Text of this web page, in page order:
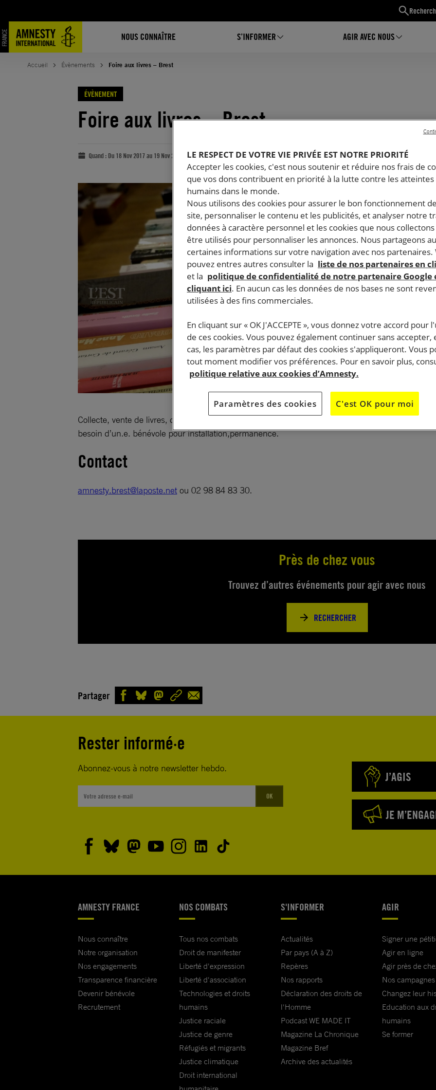
NOUS CONNAÎTRE S’INFORMER AGIR AVEC NOUS
Accueil Évènements Foire aux livres – Brest
ÉVÈNEMENT
Foire aux livres – Brest
Quand : Du 18 Nov 2017 au 19 Nov 2017
Collecte, vente de livres, de 10 h à 19 h, au Patronage Laïque du Pilier Rouge, 2 rue Fleurus
besoin d’un.e. bénévole pour installation,permanence.
Contact
amnesty.brest@laposte.net ou 02 98 84 83 30.
Près de chez vous
Trouvez d’autres événements pour agir avec nous
RECHERCHER
Partager
Rester informé·e
Abonnez-vous à notre newsletter hebdo.
OK
J’AGIS
JE
AMNESTY FRANCE
Nous connaître
Notre organisation
Nos engagements
Transparence financière
Devenir bénévole
Recrutement
NOS COMBATS
Tous nos combats
Droit de manifester
Liberté d'expression
Liberté d'association
Technologies et droits
humains
Justice raciale
Justice de genre
Réfugiés et migrants
Justice climatique
Droit international
S'INFORMER
Actualités
Par pays (A à Z)
Repères
Nos rapports
Déclaration des droits de
l'Homme
Podcast WE MADE IT
Magazine La Chronique
Magazine Bref
Archive des actualités
AGIR
Signer une
Agir en ligne
Agir près de
Nos campagnes
Changez leur
Education aux
humains
Se former
LE RESPECT DE VOTRE VIE PRIVÉE EST NOTRE PRIORITÉ
Accepter les cookies, c'est nous soutenir et réduire nos frais de
que vos dons contribuent en priorité à la lutte contre les
humains dans le monde.
Nous utilisons des cookies pour assurer le bon fonctionnement
site, personnaliser le contenu et les publicités, et analyser notre
données à caractère personnel et les cookies que nous
être utilisés pour personnaliser les annonces. Nous partageons
certaines informations sur votre navigation avec nos partenaires.
pouvez entres autres consulter la liste de nos partenaires en
et la politique de confidentialité de notre partenaire Google
cliquant ici. En aucun cas les données de nos bases ne sont
utilisées à des fins commerciales.
En cliquant sur « OK J'ACCEPTE », vous donnez votre accord pour
de ces cookies. Vous pouvez également continuer sans accepter,
cas, les paramètres par défaut des cookies s'appliqueront. Vous
tout moment modifier vos préférences. Pour en savoir plus,
politique relative aux cookies d’Amnesty.
Paramètres des cookies C'est OK pour moi